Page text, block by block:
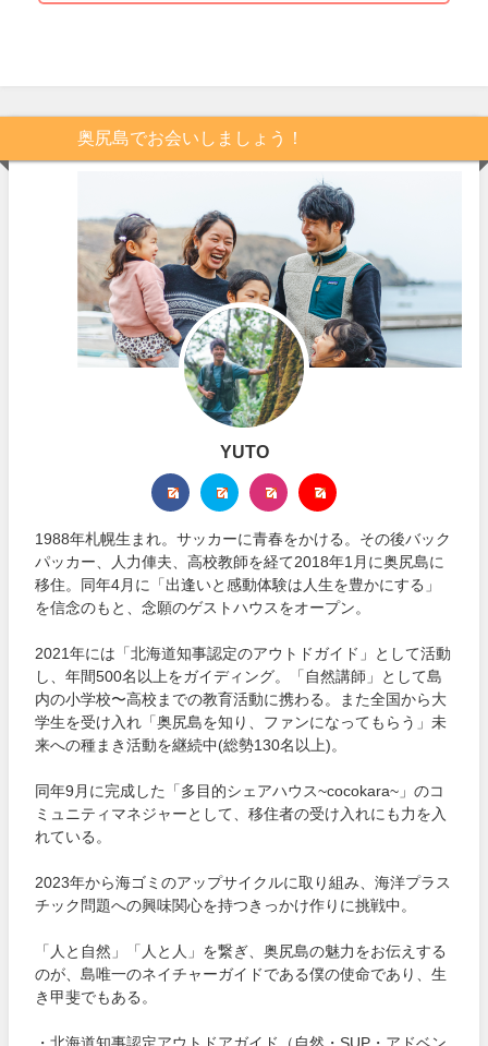
奥尻島でお会いしましょう！
YUTO
1988年札幌生まれ。サッカーに青春をかける。その後バック
パッカー、人力俥夫、高校教師を経て2018年1月に奥尻島に
移住。同年4月に「出逢いと感動体験は人生を豊かにする」
を信念のもと、念願のゲストハウスをオープン。
2021年には「北海道知事認定のアウトドガイド」として活動
し、年間500名以上をガイディング。「自然講師」として島
内の小学校〜高校までの教育活動に携わる。また全国から大
学生を受け入れ「奥尻島を知り、ファンになってもらう」未
来への種まき活動を継続中(総勢130名以上)。
同年9月に完成した「多目的シェアハウス~cocokara~」のコ
ミュニティマネジャーとして、移住者の受け入れにも力を入
れている。
2023年から海ゴミのアップサイクルに取り組み、海洋プラス
チック問題への興味関心を持つきっかけ作りに挑戦中。
「人と自然」「人と人」を繋ぎ、奥尻島の魅力をお伝えする
のが、島唯一のネイチャーガイドである僕の使命であり、生
き甲斐でもある。
・北海道知事認定アウトドアガイド（自然・SUP・アドベン